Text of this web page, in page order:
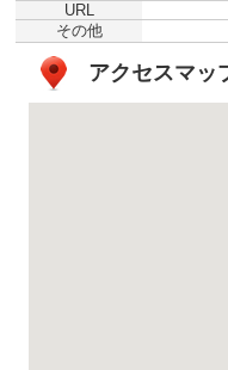
URL
その他
アクセスマッ